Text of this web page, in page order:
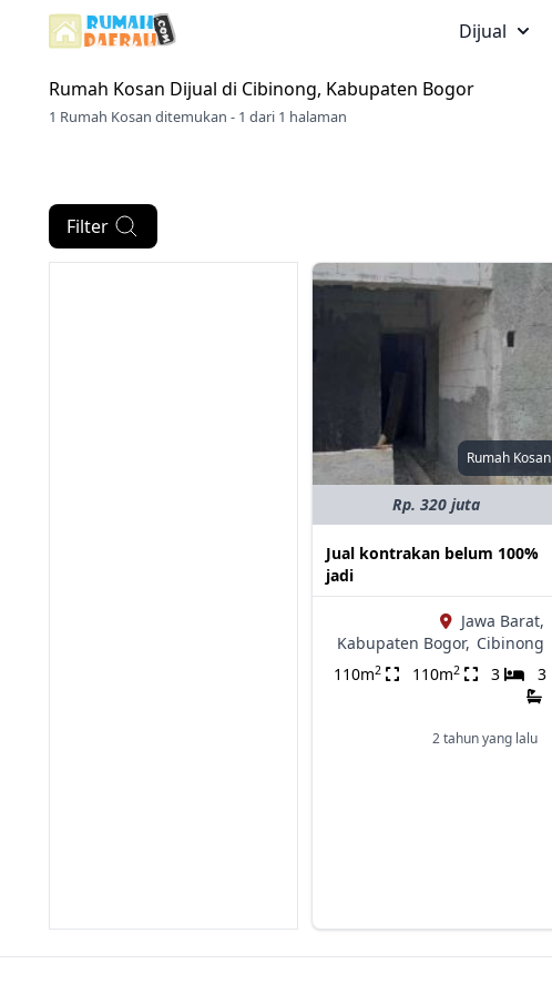
Dijual
Rumah Kosan Dijual di Cibinong, Kabupaten Bogor
1 Rumah Kosan ditemukan - 1 dari 1 halaman
Filter
Rumah Kosan
Rp. 320 juta
Jual kontrakan belum 100%
jadi
Jawa Barat,
Kabupaten Bogor, Cibinong
110m2 110m2 3 3
2 tahun yang lalu